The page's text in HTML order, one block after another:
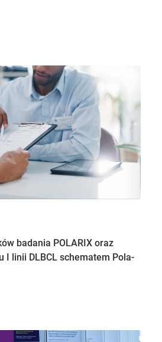
badania POLARIX oraz
I linii DLBCL schematem Pola-